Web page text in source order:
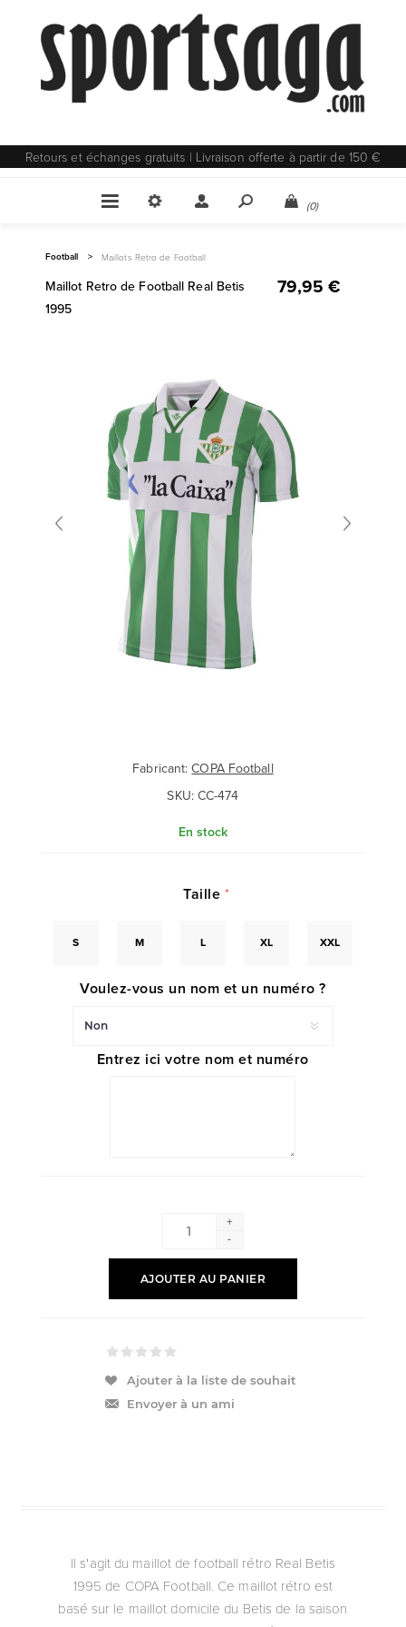
Retours et échanges gratuits | Livraison offerte à partir de 150 €
(0)
Football > Maillots Retro de Football
Maillot Retro de Football Real Betis
1995
79,95 €
Fabricant: COPA Football
SKU:CC-474
En stock
Taille *
S M L XL XXL
Voulez-vous un nom et un numéro ?
Entrez ici votre nom et numéro
+
-
AJOUTER AU PANIER
Ajouter à la liste de souhait
Envoyer à un ami
Il s'agit du maillot de football rétro Real Betis
1995 de COPA Football. Ce maillot rétro est
basé sur le maillot domicile du Betis de la saison